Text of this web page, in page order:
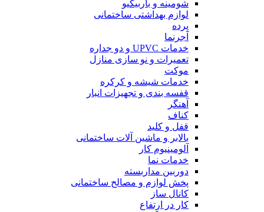
شومینه و باربیکیو
لوازم بهداشتی ساختمانی
پرده
آجرنما
خدمات UPVC و دو جداره
تعمیرات و نو سازی منازل
موکت
خدمات شیشه و کرکره
قفسه بندی و تجهیزات انبار
آهنگر
کناف
قفل و کلید
بالابر و ماشین آلات ساختمانی
آلومینیوم کار
خدمات نما
دوربین مداربسته
پخش لوازم و مصالح ساختمانی
کانال ساز
کار در ارتفاع